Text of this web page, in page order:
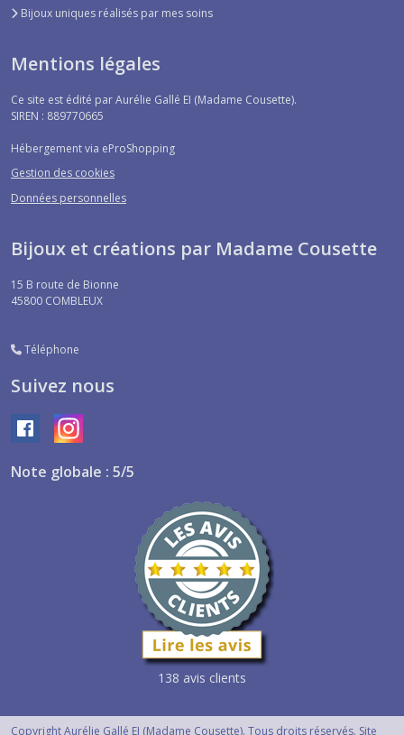
Bijoux uniques réalisés par mes soins
Mentions légales
Ce site est édité par Aurélie Gallé EI (Madame Cousette).
SIREN : 889770665
Hébergement via eProShopping
Gestion des cookies
Données personnelles
Bijoux et créations par Madame Cousette
15 B route de Bionne
45800 COMBLEUX
Téléphone
Suivez nous
Note globale : 5/5
138 avis clients
Copyright Aurélie Gallé EI (Madame Cousette). Tous droits réservés. Site